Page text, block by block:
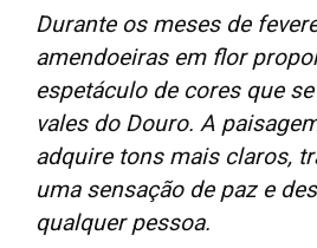
Durante os meses de
amendoeiras em flor
espetáculo de cores que
vales do Douro. A
adquire tons mais claros,
uma sensação de paz e
qualquer pessoa.